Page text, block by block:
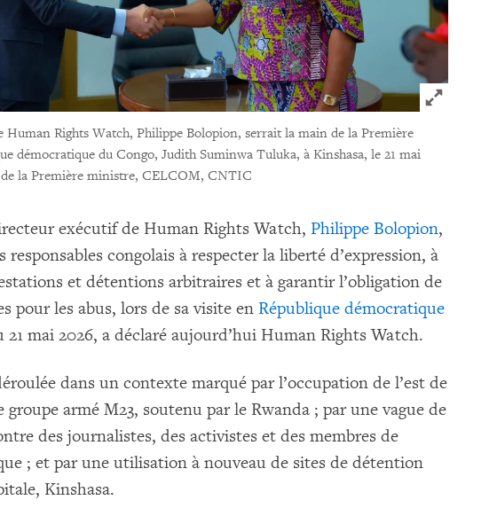
Click to
Human Rights Watch, Philippe Bolopion, serrait la main de la Première
démocratique du Congo, Judith Suminwa Tuluka, à Kinshasa, le 21 mai
la Première ministre, CELCOM, CNTIC
exécutif de Human Rights Watch, Philippe Bolopion,
responsables congolais à respecter la liberté d’expression, à
et détentions arbitraires et à garantir l’obligation de
pour les abus, lors de sa visite en République démocratique
21 mai 2026, a déclaré aujourd’hui Human Rights Watch.
dans un contexte marqué par l’occupation de l’est de
groupe armé M23, soutenu par le Rwanda ; par une vague de
des journalistes, des activistes et des membres de
; et par une utilisation à nouveau de sites de détention
Kinshasa.